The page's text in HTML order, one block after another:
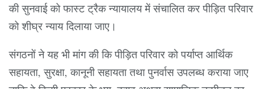
की सुनवाई को फास्ट ट्रैक न्यायालय में संचालित कर पीड़ित परिवार
को शीघ्र न्याय दिलाया जाए।
संगठनों ने यह भी मांग की कि पीड़ित परिवार को पर्याप्त आर्थिक
सहायता, सुरक्षा, कानूनी सहायता तथा पुनर्वास उपलब्ध कराया जाए